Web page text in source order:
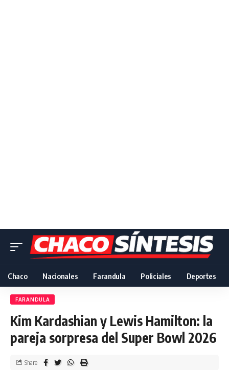
Chaco Nacionales Farandula Policiales Deportes
FARANDULA
Kim Kardashian y Lewis Hamilton: la
pareja sorpresa del Super Bowl 2026
Share